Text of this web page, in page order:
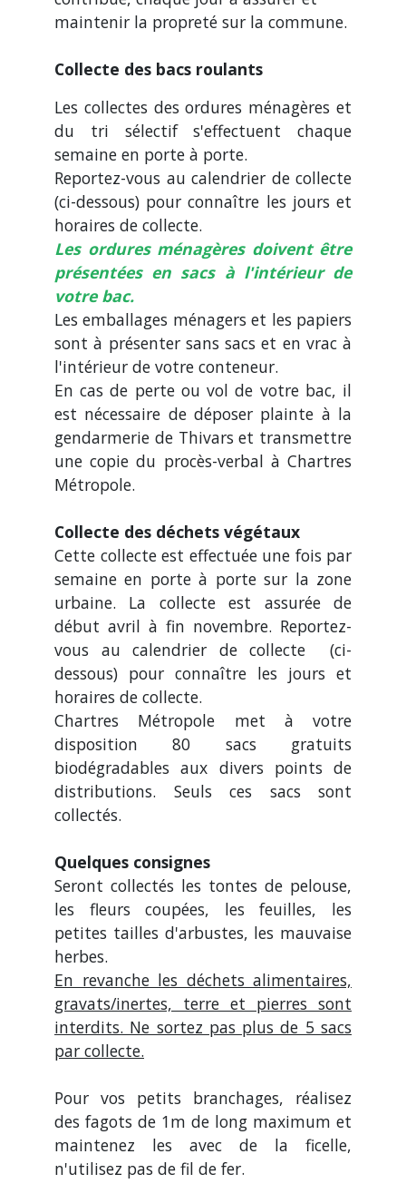
maintenir la propreté sur la commune.
Collecte des bacs roulants
Les collectes des ordures ménagères et
du tri sélectif s'effectuent chaque
semaine en porte à porte.
Reportez-vous au calendrier de collecte
(ci-dessous) pour connaître les jours et
horaires de collecte.
Les ordures ménagères doivent être
présentées en sacs à l'intérieur de
votre bac.
Les emballages ménagers et les papiers
sont à présenter sans sacs et en vrac à
l'intérieur de votre conteneur.
En cas de perte ou vol de votre bac, il
est nécessaire de déposer plainte à la
gendarmerie de Thivars et transmettre
une copie du procès-verbal à Chartres
Métropole.
Collecte des déchets végétaux
Cette collecte est effectuée une fois par
semaine en porte à porte sur la zone
urbaine. La collecte est assurée de
début avril à fin novembre. Reportez-
vous au calendrier de collecte (ci-
dessous) pour connaître les jours et
horaires de collecte.
Chartres Métropole met à votre
disposition 80 sacs gratuits
biodégradables aux divers points de
distributions. Seuls ces sacs sont
collectés.
Quelques consignes
Seront collectés les tontes de pelouse,
les fleurs coupées, les feuilles, les
petites tailles d'arbustes, les mauvaise
herbes.
En revanche les déchets alimentaires,
gravats/inertes, terre et pierres sont
interdits. Ne sortez pas plus de 5 sacs
par collecte.
Pour vos petits branchages, réalisez
des fagots de 1m de long maximum et
maintenez les avec de la ficelle,
n'utilisez pas de fil de fer.